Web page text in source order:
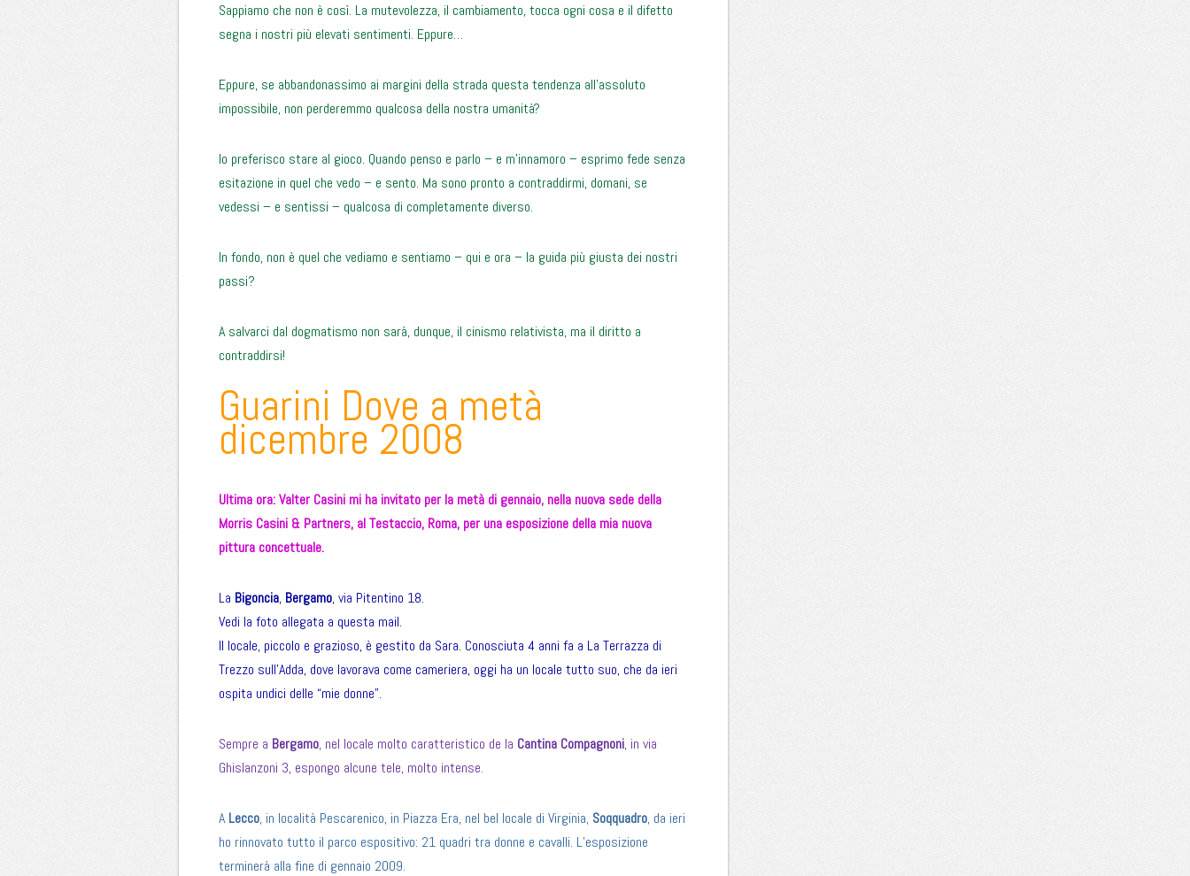
Sappiamo che non è così. La mutevolezza, il cambiamento, tocca ogni cosa e il difetto
segna i nostri più elevati sentimenti. Eppure…
Eppure, se abbandonassimo ai margini della strada questa tendenza all’assoluto
impossibile, non perderemmo qualcosa della nostra umanità?
Io preferisco stare al gioco. Quando penso e parlo – e m’innamoro – esprimo fede senza
esitazione in quel che vedo – e sento. Ma sono pronto a contraddirmi, domani, se
vedessi – e sentissi – qualcosa di completamente diverso.
In fondo, non è quel che vediamo e sentiamo – qui e ora – la guida più giusta dei nostri
passi?
A salvarci dal dogmatismo non sarà, dunque, il cinismo relativista, ma il diritto a
contraddirsi!
Guarini Dove a metà
dicembre 2008
Ultima ora: Valter Casini mi ha invitato per la metà di gennaio, nella nuova sede della
Morris Casini & Partners, al Testaccio, Roma, per una esposizione della mia nuova
pittura concettuale.
La Bigoncia, Bergamo, via Pitentino 18.
Vedi la foto allegata a questa mail.
Il locale, piccolo e grazioso, è gestito da Sara. Conosciuta 4 anni fa a La Terrazza di
Trezzo sull’Adda, dove lavorava come cameriera, oggi ha un locale tutto suo, che da ieri
ospita undici delle “mie donne”.
Sempre a Bergamo, nel locale molto caratteristico de la Cantina Compagnoni, in via
Ghislanzoni 3, espongo alcune tele, molto intense.
ALecco, in località Pescarenico, in Piazza Era, nel bel locale di Virginia, Soqquadro, da ieri
ho rinnovato tutto il parco espositivo: 21 quadri tra donne e cavalli. L’esposizione
terminerà alla fine di gennaio 2009.